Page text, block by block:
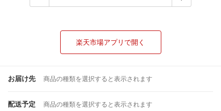
楽天市場アプリで開く
お届け先 商品の種類を選択すると表示されます
配送予定 商品の種類を選択すると表示されます